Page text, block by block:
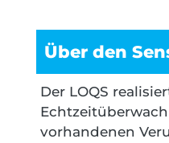
Über den
Der LOQS
vorhandenen